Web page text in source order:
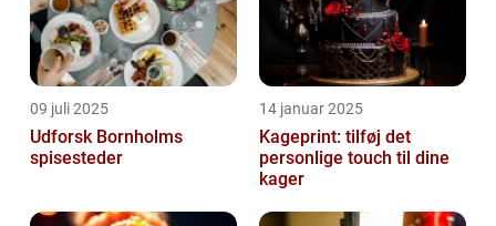
09 juli 2025
Udforsk Bornholms
spisesteder
14 januar 2025
Kageprint: tilføj det
personlige touch til dine
kager